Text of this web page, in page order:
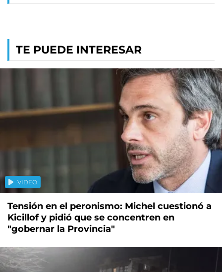
TE PUEDE INTERESAR
VIDEO
Tensión en el peronismo: Michel cuestionó a
Kicillof y pidió que se concentren en
"gobernar la Provincia"